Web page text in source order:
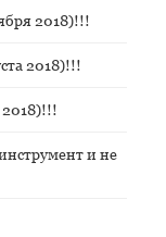
2018)!!!
2018)!!!
2018)!!!
и не